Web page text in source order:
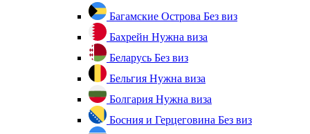
Багамские Острова Без виз
Бахрейн Нужна виза
Беларусь Без виз
Бельгия Нужна виза
Болгария Нужна виза
Босния и Герцеговина Без виз